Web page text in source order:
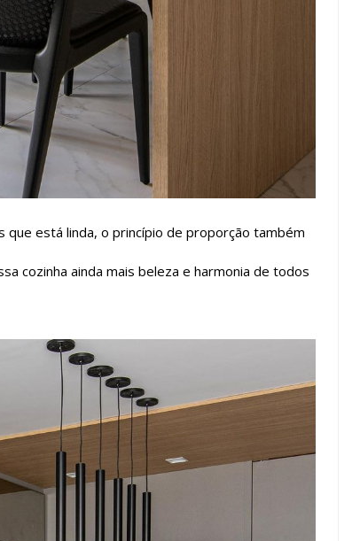
que está linda, o princípio de proporção também
cozinha ainda mais beleza e harmonia de todos